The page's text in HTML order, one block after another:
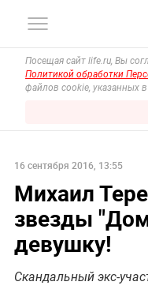
Посещая сайт life.ru, Вы
Политикой обработки
файлов cookie, указанных
16 сентября 2016, 13:55
Михаил
звезды
девушку!
Скандальный экс-